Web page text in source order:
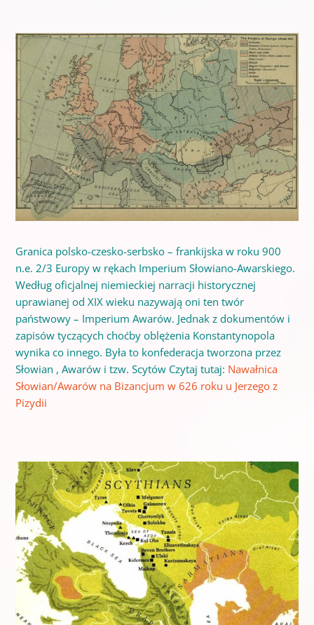
Granica polsko-czesko-serbsko – frankijska w roku 900
n.e. 2/3 Europy w rękach Imperium Słowiano-Awarskiego.
Według oficjalnej niemieckiej narracji historycznej
uprawianej od XIX wieku nazywają oni ten twór
państwowy – Imperium Awarów. Jednak z dokumentów i
zapisów tyczących choćby oblężenia Konstantynopola
wynika co innego. Była to konfederacja tworzona przez
Słowian , Awarów i tzw. Scytów Czytaj tutaj: Nawałnica
Słowian/Awarów na Bizancjum w 626 roku u Jerzego z
Pizydii